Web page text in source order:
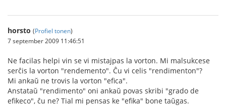
horsto (Profiel tonen)
7 september 2009 11:46:51
Ne facilas helpi vin se vi mistajpas la vorton. Mi malsukcese
serĉis la vorton "rendemento". Ĉu vi celis "rendimenton"?
Mi ankaŭ ne trovis la vorton "efica".
Anstataŭ "rendimento" oni ankaŭ povas skribi "grado de
efikeco", ĉu ne? Tial mi pensas ke "efika" bone taŭgas.